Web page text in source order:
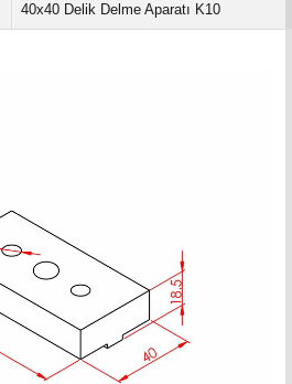
40x40 Delik Delme Aparatı K10